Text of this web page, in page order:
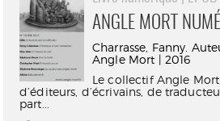
ANGLE MORT
Charrasse, Fanny.
Angle Mort | 2016
Le collectif Angle
d’éditeurs, d’écrivains, de
part...